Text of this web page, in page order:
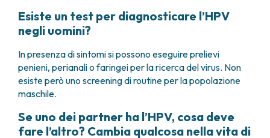
Esiste un test per diagnosticare l’HPV
negli uomini?
In presenza di sintomi si possono eseguire prelievi
penieni, perianali o faringei per la ricerca del virus. Non
esiste però uno screening di routine per la popolazione
maschile.
Se uno dei partner ha l’HPV, cosa deve
fare l’altro? Cambia qualcosa nella vita di